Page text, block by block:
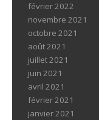
février 2022
novembre 2021
octobre 2021
août 2021
juillet 2021
juin 2021
avril 2021
février 2021
janvier 2021